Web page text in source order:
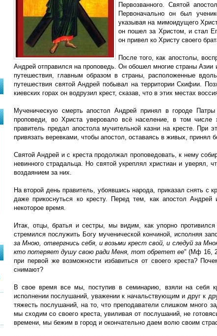
Первозванного. Святой
Первоначально он был
указывая на мимоидущего
он пошел за Христом, и стал
он привел ко Христу своего
После того, как апостолы,
Андрей отправился на проповедь. Он обошел многие страны
путешествия, главным образом в страны, расположенные
путешествия святой Андрей побывал на территории Скифии.
киевских горах он водрузил крест, сказав, что в этих местах
Мученическую смерть апостол Андрей принял в городе
проповеди, во Христа уверовало всё население, в том числе
правитель предал апостола мучительной казни на кресте. При
привязать веревками, чтобы апостол, оставаясь в живых, принял
Святой Андрей и с креста продолжал проповедовать, к нему
невинного страдальца. Но святой укреплял христиан и уверял,
воздаянием за них.
На второй день правитель, убоявшись народа, приказал снять с
даже прикоснуться ко кресту. Перед тем, как апостол
некоторое время.
Итак, отцы, братья и сестры, мы видим, как упорно
стремился послужить Богу мученической кончиной, исполняя
за Мною, отвергнись себя, и возьми крест свой, и следуй за
кто потеряет душу свою ради Меня, тот обретет ее" (Мф 16,
при первой же возможности избавиться от своего креста?
снимают?
В свое время все мы, поступив в семинарию, взяли на себя
исполнении послушаний, уважении к начальствующим и друг к
тяжесть послушаний, на то, что преподаватели слишком много
мы сходим со своего креста, увиливая от послушаний, не
времени, мы бежим в город и окончательно даем волю своим